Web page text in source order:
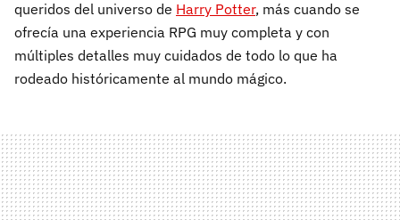
queridos del universo de Harry Potter, más cuando se
ofrecía una experiencia RPG muy completa y con
múltiples detalles muy cuidados de todo lo que ha
rodeado históricamente al mundo mágico.